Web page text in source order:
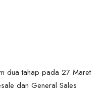
dua tahap pada 27 Maret
dan General Sales